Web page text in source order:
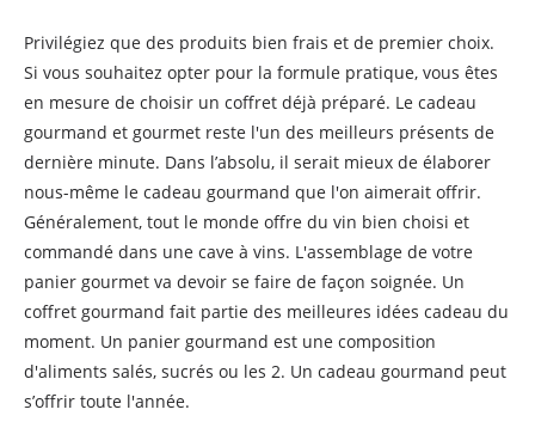
Privilégiez que des produits bien frais et de premier choix.
Si vous souhaitez opter pour la formule pratique, vous êtes
en mesure de choisir un coffret déjà préparé. Le cadeau
gourmand et gourmet reste l'un des meilleurs présents de
dernière minute. Dans l’absolu, il serait mieux de élaborer
nous-même le cadeau gourmand que l'on aimerait offrir.
Généralement, tout le monde offre du vin bien choisi et
commandé dans une cave à vins. L'assemblage de votre
panier gourmet va devoir se faire de façon soignée. Un
coffret gourmand fait partie des meilleures idées cadeau du
moment. Un panier gourmand est une composition
d'aliments salés, sucrés ou les 2. Un cadeau gourmand peut
s’offrir toute l'année.